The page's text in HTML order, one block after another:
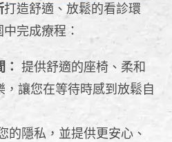
打造舒適、放鬆的看診環
完成療程：
提供舒適的座椅、柔和
，讓您在等待時感到放鬆自
的隱私，並提供更安心、